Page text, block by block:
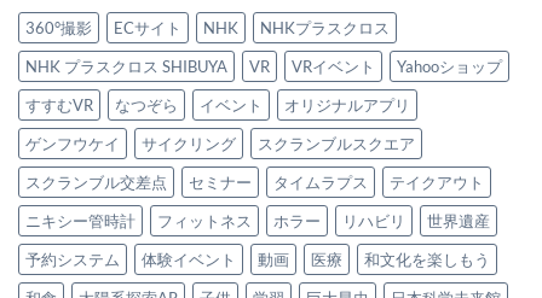
360°撮影 ECサイト NHK
NHKプラスクロス
NHK プラスクロス SHIBUYA
VR VRイベント
Yahooショップ
すすむVR
なつぞら イベント
オリジナルアプリ
ゲンフウケイ
サイクリング
スクランブルスクエア
スクランブル交差点
セミナー タイムラプス
テイクアウト
ニキシー管時計
フィットネス ホラー リハビリ
世界遺産
予約システム
体験イベント 動画 医療
和文化を楽しもう